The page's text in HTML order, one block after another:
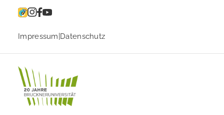
Impressum|Datenschutz